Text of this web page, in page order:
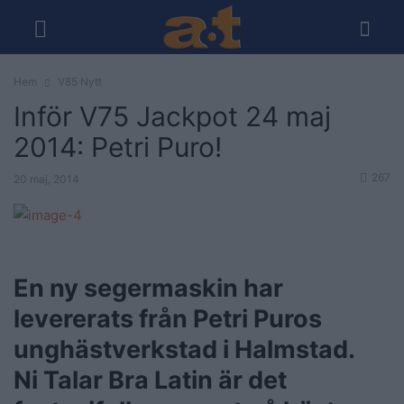
Hem V85 Nytt
Inför V75 Jackpot 24 maj
2014: Petri Puro!
20 maj, 2014 267
En ny segermaskin har
levererats från Petri Puros
unghästverkstad i Halmstad.
Ni Talar Bra Latin är det